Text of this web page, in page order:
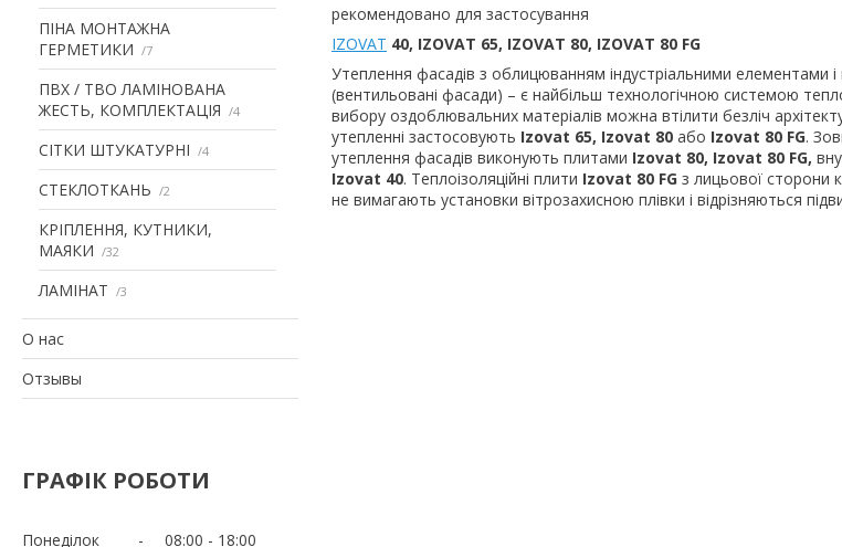
ПІНА МОНТАЖНА
ГЕРМЕТИКИ
7
ПВХ / ТВО ЛАМІНОВАНА
ЖЕСТЬ, КОМПЛЕКТАЦІЯ
4
СІТКИ ШТУКАТУРНІ 4
СТЕКЛОТКАНЬ 2
КРІПЛЕННЯ, КУТНИКИ,
МАЯКИ
32
ЛАМІНАТ 3
О нас
Отзывы
ГРАФІК РОБОТИ
Понеділок 08:00 18:00
рекомендовано для застосування
IZOVAT 40, IZOVAT 65, IZOVAT 80, IZOVAT 80 FG
Утеплення фасадів з облицюванням індустріальними елементами
(вентильовані фасади) – є найбільш технологічною системою
вибору оздоблювальних матеріалів можна втілити безліч
утепленні застосовують Izovat 65, Izovat 80 або Izovat 80 FG.
утеплення фасадів виконують плитами Izovat 80, Izovat 80 FG,
Izovat 40. Теплоізоляційні плити Izovat 80 FG з лицьової сторони
не вимагають установки вітрозахисною плівки і відрізняються